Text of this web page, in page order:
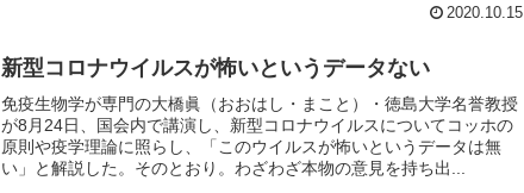
2020.10.15
新型コロナウイルスが怖いというデータない
免疫生物学が専門の大橋眞（おおはし・まこと）・徳島大学名誉教授
が8月24日、国会内で講演し、新型コロナウイルスについてコッホの
原則や疫学理論に照らし、「このウイルスが怖いというデータは無
い」と解説した。そのとおり。わざわざ本物の意見を持ち出...